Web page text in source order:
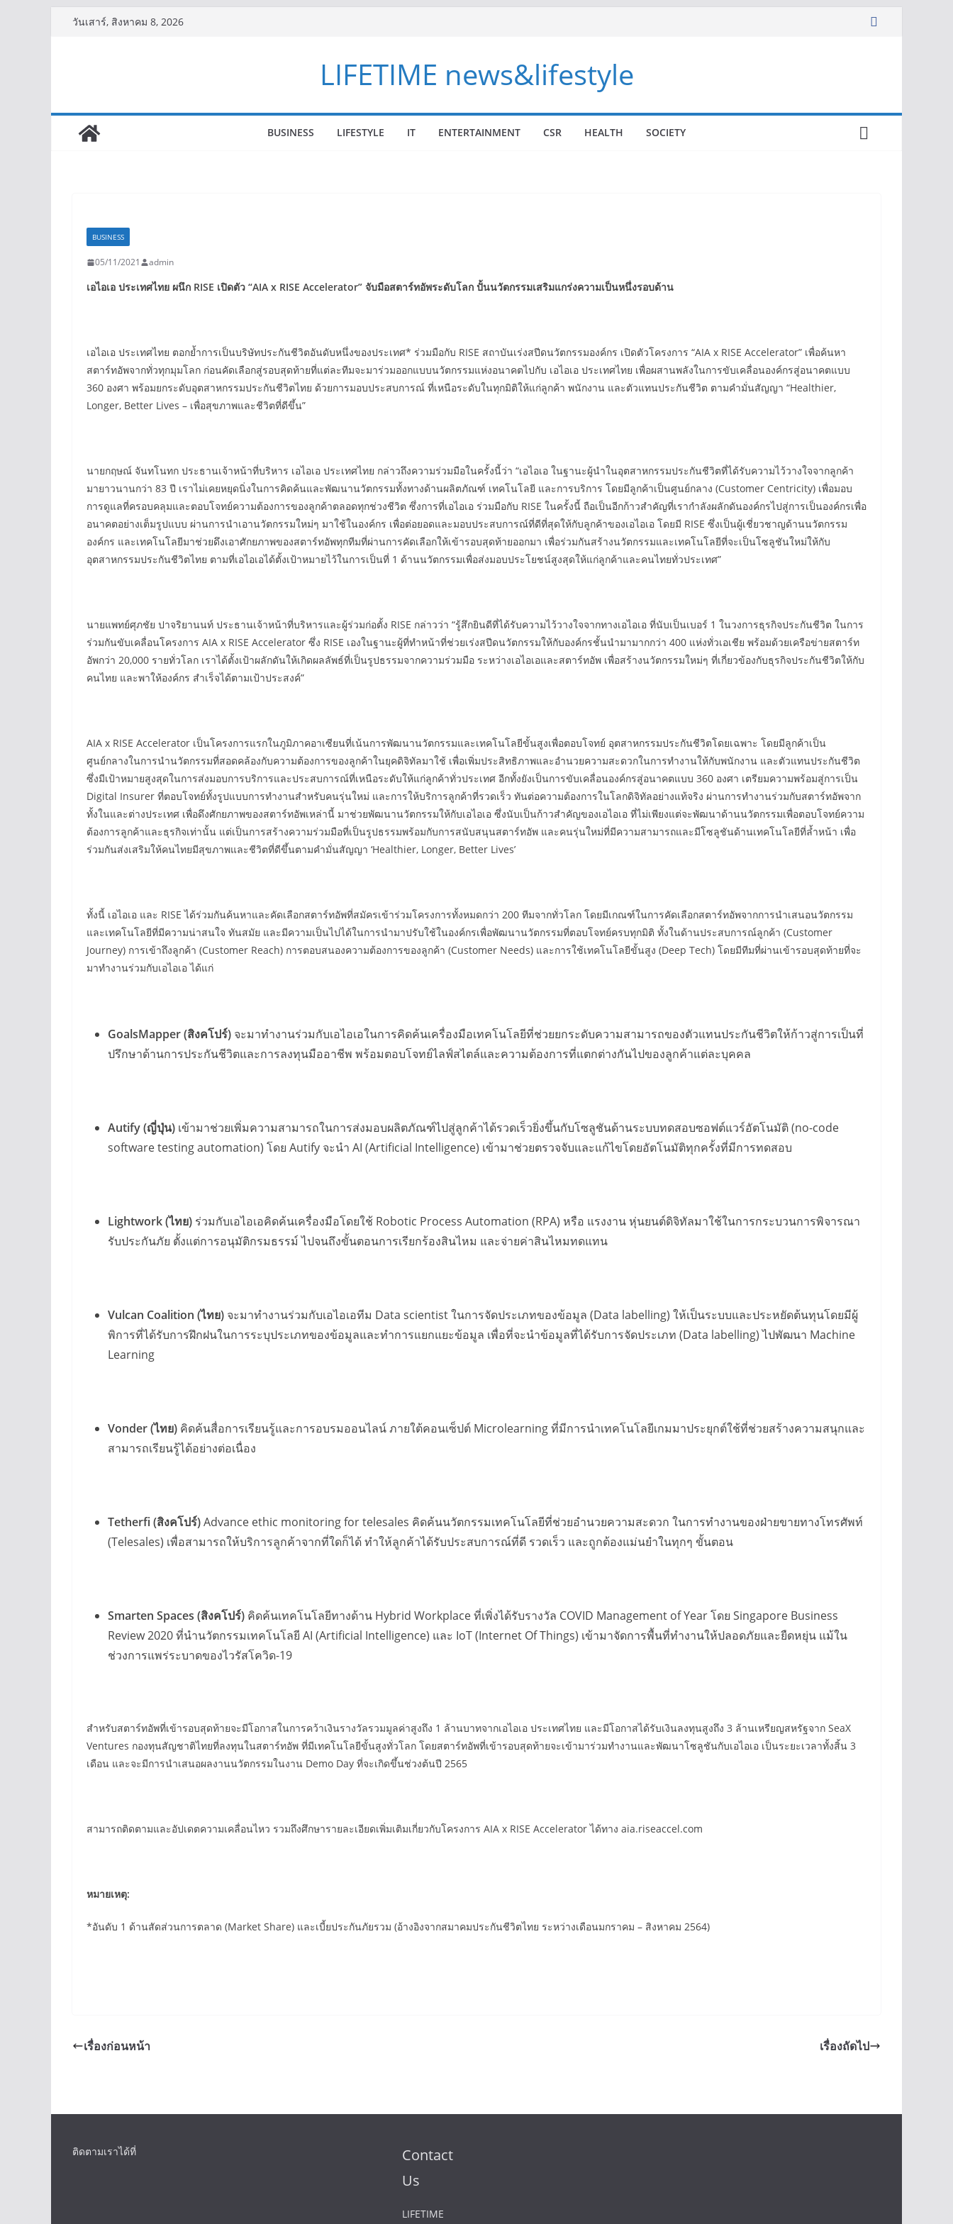
วันเสาร์, สิงหาคม 8, 2026
LIFETIME news&lifestyle
BUSINESS LIFESTYLE IT ENTERTAINMENT CSR HEALTH SOCIETY
BUSINESS
05/11/2021 admin
เอไอเอ ประเทศไทย ผนึก RISE เปิดตัว “AIA x RISE Accelerator” จับมือสตาร์ทอัพระดับโลก ปั้นนวัตกรรมเสริมแกร่งความเป็นหนึ่งรอบด้าน
เอไอเอ ประเทศไทย ตอกย้ำการเป็นบริษัทประกันชีวิตอันดับหนึ่งของประเทศ* ร่วมมือกับ RISE สถาบันเร่งสปีดนวัตกรรมองค์กร เปิดตัวโครงการ “AIA x RISE Accelerator” เพื่อค้นหา
สตาร์ทอัพจากทั่วทุกมุมโลก ก่อนคัดเลือกสู่รอบสุดท้ายที่แต่ละทีมจะมาร่วมออกแบบนวัตกรรมแห่งอนาคตไปกับ เอไอเอ ประเทศไทย เพื่อผสานพลังในการขับเคลื่อนองค์กรสู่อนาคตแบบ
360 องศา พร้อมยกระดับอุตสาหกรรมประกันชีวิตไทย ด้วยการมอบประสบการณ์ ที่เหนือระดับในทุกมิติให้แก่ลูกค้า พนักงาน และตัวแทนประกันชีวิต ตามคำมั่นสัญญา “Healthier,
Longer, Better Lives – เพื่อสุขภาพและชีวิตที่ดีขึ้น”
นายกฤษณ์ จันทโนทก ประธานเจ้าหน้าที่บริหาร เอไอเอ ประเทศไทย กล่าวถึงความร่วมมือในครั้งนี้ว่า “เอไอเอ ในฐานะผู้นำในอุตสาหกรรมประกันชีวิตที่ได้รับความไว้วางใจจากลูกค้า
มายาวนานกว่า 83 ปี เราไม่เคยหยุดนิ่งในการคิดค้นและพัฒนานวัตกรรมทั้งทางด้านผลิตภัณฑ์ เทคโนโลยี และการบริการ โดยมีลูกค้าเป็นศูนย์กลาง (Customer Centricity) เพื่อมอบ
การดูแลที่ครอบคลุมและตอบโจทย์ความต้องการของลูกค้าตลอดทุกช่วงชีวิต ซึ่งการที่เอไอเอ ร่วมมือกับ RISE ในครั้งนี้ ถือเป็นอีกก้าวสำคัญที่เรากำลังผลักดันองค์กรไปสู่การเป็นองค์กรเพื่อ
อนาคตอย่างเต็มรูปแบบ ผ่านการนำเอานวัตกรรมใหม่ๆ มาใช้ในองค์กร เพื่อต่อยอดและมอบประสบการณ์ที่ดีที่สุดให้กับลูกค้าของเอไอเอ โดยมี RISE ซึ่งเป็นผู้เชี่ยวชาญด้านนวัตกรรม
องค์กร และเทคโนโลยีมาช่วยดึงเอาศักยภาพของสตาร์ทอัพทุกทีมที่ผ่านการคัดเลือกให้เข้ารอบสุดท้ายออกมา เพื่อร่วมกันสร้างนวัตกรรมและเทคโนโลยีที่จะเป็นโซลูชันใหม่ให้กับ
อุตสาหกรรมประกันชีวิตไทย ตามที่เอไอเอได้ตั้งเป้าหมายไว้ในการเป็นที่ 1 ด้านนวัตกรรมเพื่อส่งมอบประโยชน์สูงสุดให้แก่ลูกค้าและคนไทยทั่วประเทศ”
นายแพทย์ศุภชัย ปาจริยานนท์ ประธานเจ้าหน้าที่บริหารและผู้ร่วมก่อตั้ง RISE กล่าวว่า “รู้สึกยินดีที่ได้รับความไว้วางใจจากทางเอไอเอ ที่นับเป็นเบอร์ 1 ในวงการธุรกิจประกันชีวิต ในการ
ร่วมกันขับเคลื่อนโครงการ AIA x RISE Accelerator ซึ่ง RISE เองในฐานะผู้ที่ทำหน้าที่ช่วยเร่งสปีดนวัตกรรมให้กับองค์กรชั้นนำมามากกว่า 400 แห่งทั่วเอเชีย พร้อมด้วยเครือข่ายสตาร์ท
อัพกว่า 20,000 รายทั่วโลก เราได้ตั้งเป้าผลักดันให้เกิดผลลัพธ์ที่เป็นรูปธรรมจากความร่วมมือ ระหว่างเอไอเอและสตาร์ทอัพ เพื่อสร้างนวัตกรรมใหม่ๆ ที่เกี่ยวข้องกับธุรกิจประกันชีวิตให้กับ
คนไทย และพาให้องค์กร สำเร็จได้ตามเป้าประสงค์”
AIA x RISE Accelerator เป็นโครงการแรกในภูมิภาคอาเซียนที่เน้นการพัฒนานวัตกรรมและเทคโนโลยีขั้นสูงเพื่อตอบโจทย์ อุตสาหกรรมประกันชีวิตโดยเฉพาะ โดยมีลูกค้าเป็น
ศูนย์กลางในการนำนวัตกรรมที่สอดคล้องกับความต้องการของลูกค้าในยุคดิจิทัลมาใช้ เพื่อเพิ่มประสิทธิภาพและอำนวยความสะดวกในการทำงานให้กับพนักงาน และตัวแทนประกันชีวิต
ซึ่งมีเป้าหมายสูงสุดในการส่งมอบการบริการและประสบการณ์ที่เหนือระดับให้แก่ลูกค้าทั่วประเทศ อีกทั้งยังเป็นการขับเคลื่อนองค์กรสู่อนาคตแบบ 360 องศา เตรียมความพร้อมสู่การเป็น
Digital Insurer ที่ตอบโจทย์ทั้งรูปแบบการทำงานสำหรับคนรุ่นใหม่ และการให้บริการลูกค้าที่รวดเร็ว ทันต่อความต้องการในโลกดิจิทัลอย่างแท้จริง ผ่านการทำงานร่วมกับสตาร์ทอัพจาก
ทั้งในและต่างประเทศ เพื่อดึงศักยภาพของสตาร์ทอัพเหล่านี้ มาช่วยพัฒนานวัตกรรมให้กับเอไอเอ ซึ่งนับเป็นก้าวสำคัญของเอไอเอ ที่ไม่เพียงแต่จะพัฒนาด้านนวัตกรรมเพื่อตอบโจทย์ความ
ต้องการลูกค้าและธุรกิจเท่านั้น แต่เป็นการสร้างความร่วมมือที่เป็นรูปธรรมพร้อมกับการสนับสนุนสตาร์ทอัพ และคนรุ่นใหม่ที่มีความสามารถและมีโซลูชันด้านเทคโนโลยีที่ล้ำหน้า เพื่อ
ร่วมกันส่งเสริมให้คนไทยมีสุขภาพและชีวิตที่ดีขึ้นตามคำมั่นสัญญา ‘Healthier, Longer, Better Lives’
ทั้งนี้ เอไอเอ และ RISE ได้ร่วมกันค้นหาและคัดเลือกสตาร์ทอัพที่สมัครเข้าร่วมโครงการทั้งหมดกว่า 200 ทีมจากทั่วโลก โดยมีเกณฑ์ในการคัดเลือกสตาร์ทอัพจากการนำเสนอนวัตกรรม
และเทคโนโลยีที่มีความน่าสนใจ ทันสมัย และมีความเป็นไปได้ในการนำมาปรับใช้ในองค์กรเพื่อพัฒนานวัตกรรมที่ตอบโจทย์ครบทุกมิติ ทั้งในด้านประสบการณ์ลูกค้า (Customer
Journey) การเข้าถึงลูกค้า (Customer Reach) การตอบสนองความต้องการของลูกค้า (Customer Needs) และการใช้เทคโนโลยีขั้นสูง (Deep Tech) โดยมีทีมที่ผ่านเข้ารอบสุดท้ายที่จะ
มาทำงานร่วมกับเอไอเอ ได้แก่
GoalsMapper (สิงคโปร์) จะมาทำงานร่วมกับเอไอเอในการคิดค้นเครื่องมือเทคโนโลยีที่ช่วยยกระดับความสามารถของตัวแทนประกันชีวิตให้ก้าวสู่การเป็นที่
ปรึกษาด้านการประกันชีวิตและการลงทุนมืออาชีพ พร้อมตอบโจทย์ไลฟ์สไตล์และความต้องการที่แตกต่างกันไปของลูกค้าแต่ละบุคคล
Autify (ญี่ปุ่น) เข้ามาช่วยเพิ่มความสามารถในการส่งมอบผลิตภัณฑ์ไปสู่ลูกค้าได้รวดเร็วยิ่งขึ้นกับโซลูชันด้านระบบทดสอบซอฟต์แวร์อัตโนมัติ (no-code
software testing automation) โดย Autify จะนำ AI (Artificial Intelligence) เข้ามาช่วยตรวจจับและแก้ไขโดยอัตโนมัติทุกครั้งที่มีการทดสอบ
Lightwork (ไทย) ร่วมกับเอไอเอคิดค้นเครื่องมือโดยใช้ Robotic Process Automation (RPA) หรือ แรงงาน หุ่นยนต์ดิจิทัลมาใช้ในการกระบวนการพิจารณา
รับประกันภัย ตั้งแต่การอนุมัติกรมธรรม์ ไปจนถึงขั้นตอนการเรียกร้องสินไหม และจ่ายค่าสินไหมทดแทน
Vulcan Coalition (ไทย) จะมาทำงานร่วมกับเอไอเอทีม Data scientist ในการจัดประเภทของข้อมูล (Data labelling) ให้เป็นระบบและประหยัดต้นทุนโดยมีผู้
พิการที่ได้รับการฝึกฝนในการระบุประเภทของข้อมูลและทำการแยกแยะข้อมูล เพื่อที่จะนำข้อมูลที่ได้รับการจัดประเภท (Data labelling) ไปพัฒนา Machine
Learning
Vonder (ไทย) คิดค้นสื่อการเรียนรู้และการอบรมออนไลน์ ภายใต้คอนเซ็ปต์ Microlearning ที่มีการนำเทคโนโลยีเกมมาประยุกต์ใช้ที่ช่วยสร้างความสนุกและ
สามารถเรียนรู้ได้อย่างต่อเนื่อง
Tetherfi (สิงคโปร์)Advance ethic monitoring for telesales คิดค้นนวัตกรรมเทคโนโลยีที่ช่วยอำนวยความสะดวก ในการทำงานของฝ่ายขายทางโทรศัพท์
(Telesales) เพื่อสามารถให้บริการลูกค้าจากที่ใดก็ได้ ทำให้ลูกค้าได้รับประสบการณ์ที่ดี รวดเร็ว และถูกต้องแม่นยำในทุกๆ ขั้นตอน
Smarten Spaces (สิงคโปร์) คิดค้นเทคโนโลยีทางด้าน Hybrid Workplace ที่เพิ่งได้รับรางวัล COVID Management of Year โดย Singapore Business
Review 2020 ที่นำนวัตกรรมเทคโนโลยี AI (Artificial Intelligence) และ IoT (Internet Of Things) เข้ามาจัดการพื้นที่ทำงานให้ปลอดภัยและยืดหยุ่น แม้ใน
ช่วงการแพร่ระบาดของไวรัสโควิด-19
สำหรับสตาร์ทอัพที่เข้ารอบสุดท้ายจะมีโอกาสในการคว้าเงินรางวัลรวมมูลค่าสูงถึง 1 ล้านบาทจากเอไอเอ ประเทศไทย และมีโอกาสได้รับเงินลงทุนสูงถึง 3 ล้านเหรียญสหรัฐจาก SeaX
Ventures กองทุนสัญชาติไทยที่ลงทุนในสตาร์ทอัพ ที่มีเทคโนโลยีขั้นสูงทั่วโลก โดยสตาร์ทอัพที่เข้ารอบสุดท้ายจะเข้ามาร่วมทำงานและพัฒนาโซลูชันกับเอไอเอ เป็นระยะเวลาทั้งสิ้น 3
เดือน และจะมีการนำเสนอผลงานนวัตกรรมในงาน Demo Day ที่จะเกิดขึ้นช่วงต้นปี 2565
สามารถติดตามและอัปเดตความเคลื่อนไหว รวมถึงศึกษารายละเอียดเพิ่มเติมเกี่ยวกับโครงการ AIA x RISE Accelerator ได้ทาง aia.riseaccel.com
หมายเหตุ:
*อันดับ 1 ด้านสัดส่วนการตลาด (Market Share) และเบี้ยประกันภัยรวม (อ้างอิงจากสมาคมประกันชีวิตไทย ระหว่างเดือนมกราคม – สิงหาคม 2564)
เรื่องก่อนหน้า เรื่องถัดไป
ติดตามเราได้ที่
Contact
Us
LIFETIME